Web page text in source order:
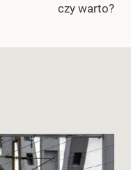
czy warto?